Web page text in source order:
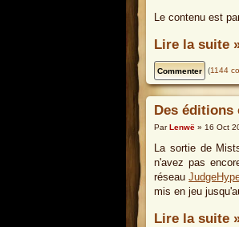
Le contenu est
Lire la suite
(1144
Des éditions
ParLenwë » 16 Oct
La sortie de
n'avez pas
réseau
mis en jeu
Lire la suite